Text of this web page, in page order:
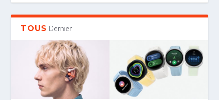
TOUS Dernier